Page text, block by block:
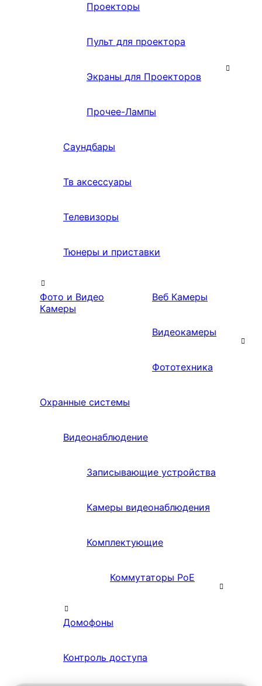
Проекторы
Пульт для проектора
Экраны для Проекторов
Прочее-Лампы
Саундбары
Тв аксессуары
Телевизоры
Тюнеры и приставки
Фото и Видео
Камеры
Веб Камеры
Видеокамеры
Фототехника
Охранные системы
Видеонаблюдение
Записывающие устройства
Камеры видеонаблюдения
Комплектующие
Коммутаторы PoE
Домофоны
Контроль доступа